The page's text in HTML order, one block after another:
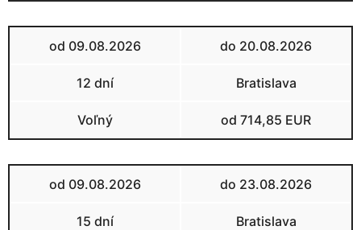
od 09.08.2026 do 20.08.2026
12 dní Bratislava
Voľný od 714,85 EUR
od 09.08.2026 do 23.08.2026
15 dní Bratislava